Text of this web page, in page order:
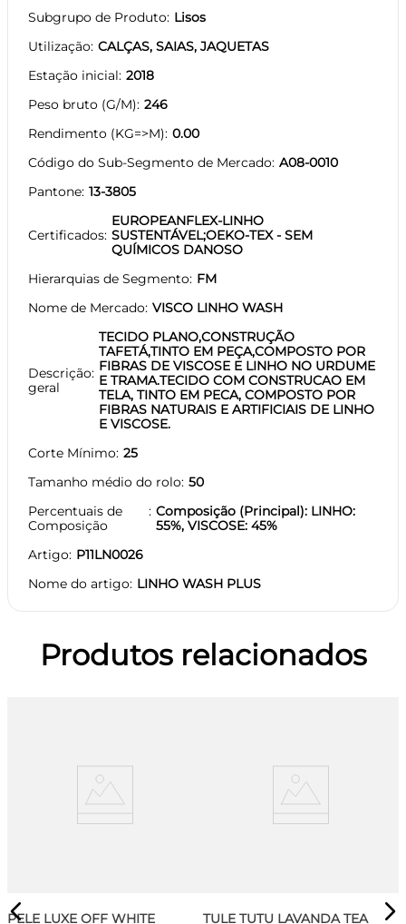
Subgrupo de Produto Lisos
Utilização CALÇAS, SAIAS, JAQUETAS
Estação inicial 2018
Peso bruto (G/M) 246
Rendimento (KG=>M) 0.00
Código do Sub-Segmento de Mercado A08-0010
Pantone 13-3805
Certificados
EUROPEANFLEX-LINHO
SUSTENTÁVEL;OEKO-TEX - SEM
QUÍMICOS DANOSO
Hierarquias de Segmento FM
Nome de Mercado VISCO LINHO WASH
Descrição
geral
TECIDO PLANO,CONSTRUÇÃO
TAFETÁ,TINTO EM PEÇA,COMPOSTO POR
FIBRAS DE VISCOSE E LINHO NO URDUME
E TRAMA.TECIDO COM CONSTRUCAO EM
TELA, TINTO EM PECA, COMPOSTO POR
FIBRAS NATURAIS E ARTIFICIAIS DE LINHO
E VISCOSE.
Corte Mínimo 25
Tamanho médio do rolo 50
Percentuais de
Composição
Composição (Principal): LINHO:
55%, VISCOSE: 45%
Artigo P11LN0026
Nome do artigo LINHO WASH PLUS
Produtos relacionados
PELE LUXE OFF WHITE TULE TUTU LAVANDA TEA